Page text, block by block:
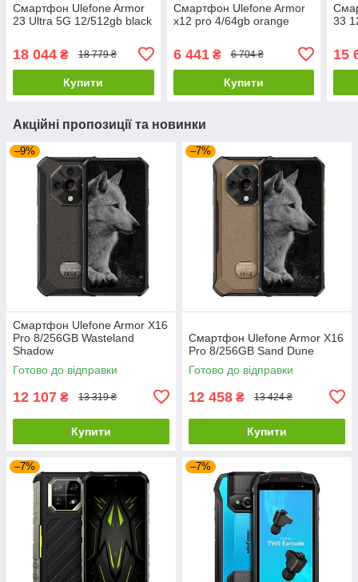
Смартфон Ulefone Armor
23 Ultra 5G 12/512gb black
18 044 ₴ 18 779 ₴
Купити
Смартфон Ulefone Armor
x12 pro 4/64gb orange
6 441₴ 6 704 ₴
Купити
33
15
Акційні пропозиції та новинки
–9%
Смартфон Ulefone Armor X16
Pro 8/256GB Wasteland
Shadow
Готово до відправки
12 107 ₴ 13 319 ₴
Купити
–7%
Смартфон Ulefone Armor X16
Pro 8/256GB Sand Dune
Готово до відправки
12 458 ₴ 13 424 ₴
Купити
–7% –7%